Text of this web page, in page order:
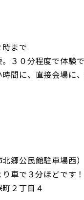
まで
。３０分程度で体験
間に、直接会場に
北郷公民館駐車場
車で３分ほどです！
２丁目４